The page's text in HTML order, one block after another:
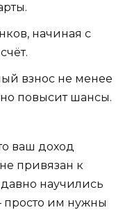
начиная с
взнос не менее
повысит шансы.
ваш доход
привязан к
научились
просто им нужны